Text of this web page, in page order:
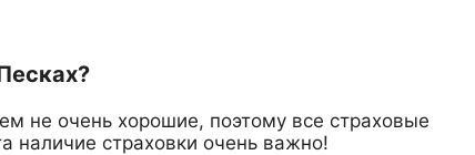
не очень хорошие, поэтому все страховые
наличие страховки очень важно!